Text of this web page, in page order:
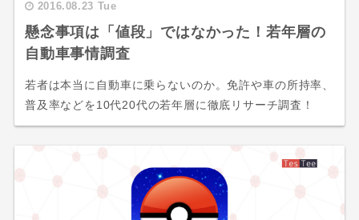
2016.08.23 Tue
懸念事項は「値段」ではなかった！若年層の
自動車事情調査
若者は本当に自動車に乗らないのか。免許や車の所持率、
普及率などを10代20代の若年層に徹底リサーチ調査！